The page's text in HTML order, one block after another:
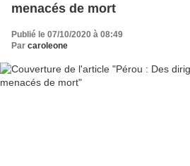
menacés de mort
Publié le 07/10/2020 à 08:49
Par caroleone